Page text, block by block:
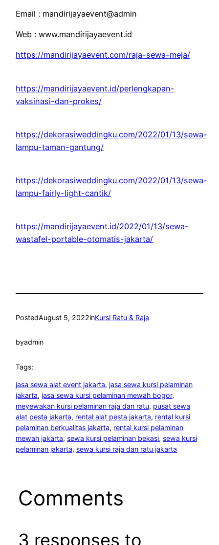
Email : mandirijayaevent@admin
Web : www.mandirijayaevent.id
https://mandirijayaevent.com/raja-sewa-meja/
https://mandirijayaevent.id/perlengkapan-
vaksinasi-dan-prokes/
https://dekorasiweddingku.com/2022/01/13/sewa-
lampu-taman-gantung/
https://dekorasiweddingku.com/2022/01/13/sewa-
lampu-fairly-light-cantik/
https://mandirijayaevent.id/2022/01/13/sewa-
wastafel-portable-otomatis-jakarta/
PostedAugust 5, 2022inKursi Ratu & Raja
byadmin
Tags:
jasa sewa alat event jakarta, jasa sewa kursi pelaminan
jakarta, jasa sewa kursi pelaminan mewah bogor
meyewakan kursi pelaminan raja dan ratu, pusat sewa
alat pesta jakarta, rental alat pesta jakarta, rental kursi
pelaminan berkualitas jakarta, rental kursi pelaminan
mewah jakarta, sewa kursi pelaminan bekasi, sewa kursi
pelaminan jakarta, sewa kursi raja dan ratu jakarta
Comments
3 responses to